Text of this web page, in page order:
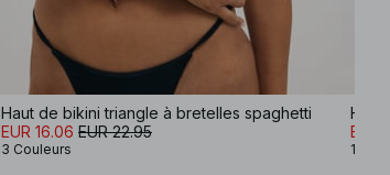
Haut de bikini triangle à bretelles spaghetti
EUR 16.06 EUR 22.95
3 Couleurs
EUR
11